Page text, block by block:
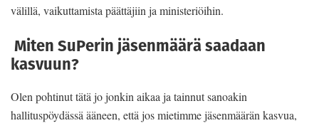
välillä, vaikuttamista päättäjiin ja ministeriöihin.
Miten SuPerin jäsenmäärä saadaan
kasvuun?
Olen pohtinut tätä jo jonkin aikaa ja tainnut sanoakin
hallituspöydässä ääneen, että jos mietimme jäsenmäärän kasvua,